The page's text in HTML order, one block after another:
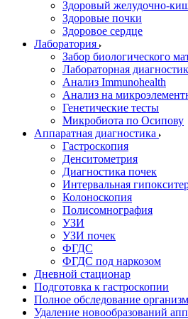
Здоровый желудочно-
Здоровые почки
Здоровое сердце
Лаборатория
Забор биологического
Лабораторная
Анализ Immunohealth
Анализ на
Генетические тесты
Микробиота по Осипову
Аппаратная диагностика
Гастроскопия
Денситометрия
Диагностика почек
Интервальная
Колоноскопия
Полисомнография
УЗИ
УЗИ почек
ФГДС
ФГДС под наркозом
Дневной стационар
Подготовка к гастроскопии
Полное обследование
Удаление новообразований